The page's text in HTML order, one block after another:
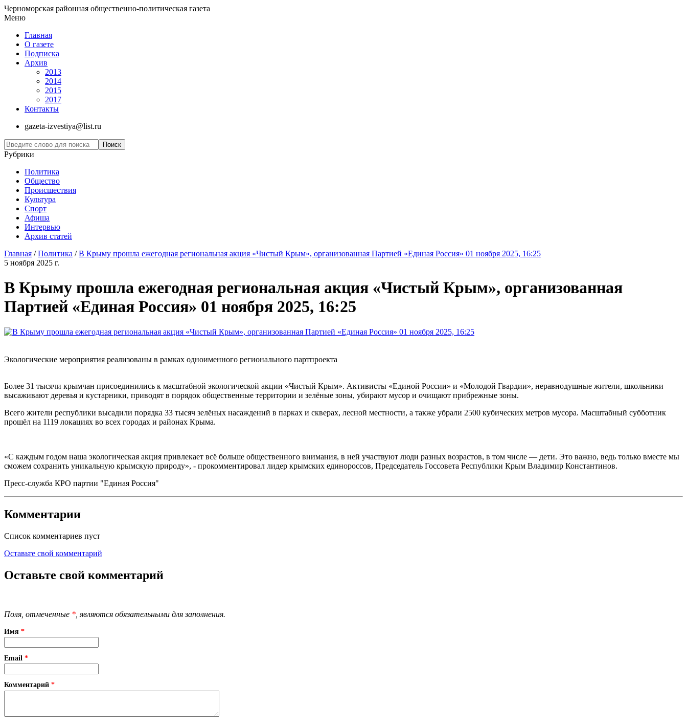
Черноморская районная общественно-политическая газета
Меню
Главная
О газете
Подписка
Архив
2013
2014
2015
2017
Контакты
gazeta-izvestiya@list.ru
Рубрики
Политика
Общество
Проиcшествия
Культура
Спорт
Афиша
Интервью
Архив статей
Главная /Политика /В Крыму прошла ежегодная региональная акция «Чистый Крым», организованная Партией «Единая Россия» 01 ноября 2025, 16:25
5 ноября 2025 г.
В Крыму прошла ежегодная региональная акция «Чистый Крым», организованная
Партией «Единая Россия» 01 ноября 2025, 16:25
Экологические мероприятия реализованы в рамках одноименного регионального партпроекта
Более 31 тысячи крымчан присоединились к масштабной экологической акции «Чистый Крым». Активисты «Единой России» и «Молодой Гвардии», неравнодушные жители, школьники
высаживают деревья и кустарники, приводят в порядок общественные территории и зелёные зоны, убирают мусор и очищают прибрежные зоны.
Всего жители республики высадили порядка 33 тысяч зелёных насаждений в парках и скверах, лесной местности, а также убрали 2500 кубических метров мусора. Масштабный субботник
прошёл на 1119 локациях во всех городах и районах Крыма.
«С каждым годом наша экологическая акция привлекает всё больше общественного внимания, в ней участвуют люди разных возрастов, в том числе — дети. Это важно, ведь только вместе мы
сможем сохранить уникальную крымскую природу», - прокомментировал лидер крымских единороссов, Председатель Госсовета Республики Крым Владимир Константинов.
Пресс-служба КРО партии "Единая Россия"
Комментарии
Список комментариев пуст
Оставьте свой комментарий
Оставьте свой комментарий
Поля, отмеченные * , являются обязательными для заполнения.
Имя *
Email *
Комментарий *